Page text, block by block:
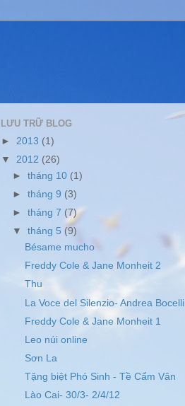
LƯU TRỮ BLOG
► 2013 (1)
▼ 2012 (26)
►tháng 10 (1)
►tháng 9 (3)
►tháng 7 (7)
▼tháng 5 (9)
Bésame mucho
Freddy Cole & Jane Monheit 2
Thu
La Voce del Silenzio- Andrea Bocelli
Freddy Cole & Jane Monheit 1
Leo núi online
Sơn La
Tặng biệt Phó Sinh - Tề Cẩm Vân
Lào Cai- 30/3- 2/4/12